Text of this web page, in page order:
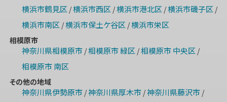
横浜市鶴見区/横浜市西区/横浜市港北区/横浜市磯子区/
横浜市南区/横浜市保土ケ谷区/横浜市栄区
相模原市
神奈川県相模原市/相模原市 緑区/相模原市 中央区/
相模原市 南区
その他の地域
神奈川県伊勢原市/神奈川県厚木市/神奈川県藤沢市/